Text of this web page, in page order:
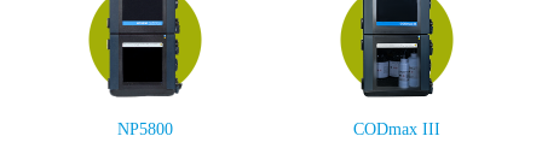
NP5800
CODmax III